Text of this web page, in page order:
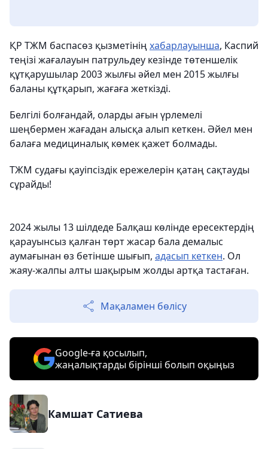
ҚР ТЖМ баспасөз қызметінің хабарлауынша, Каспий
теңізі жағалауын патрульдеу кезінде төтеншелік
құтқарушылар 2003 жылғы әйел мен 2015 жылғы
баланы құтқарып, жағаға жеткізді.
Белгілі болғандай, оларды ағын үрлемелі
шеңбермен жағадан алысқа алып кеткен. Әйел мен
балаға медициналық көмек қажет болмады.
ТЖМ судағы қауіпсіздік ережелерін қатаң сақтауды
сұрайды!
2024 жылы 13 шілдеде Балқаш көлінде ересектердің
қарауынсыз қалған төрт жасар бала демалыс
аумағынан өз бетінше шығып, адасып кеткен. Ол
жаяу-жалпы алты шақырым жолды артқа тастаған.
Мақаламен бөлісу
Google-ға қосылып,
жаңалықтарды бірінші болып оқыңыз
Камшат Сатиева